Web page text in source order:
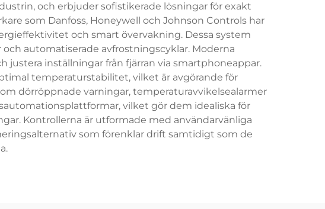
och erbjuder sofistikerade lösningar för exakt
som Danfoss, Honeywell och Johnson Controls har
och smart övervakning. Dessa system
automatiserade avfrostningscyklar. Moderna
inställningar från fjärran via smartphoneappar.
temperaturstabilitet, vilket är avgörande för
dörröppnade varningar, temperaturavvikelsealarmer
vilket gör dem idealiska för
Kontrollerna är utformade med användarvänliga
som förenklar drift samtidigt som de